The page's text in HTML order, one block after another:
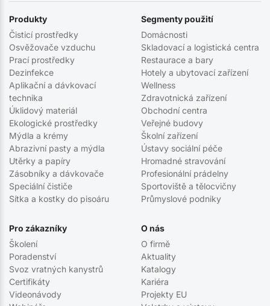
Produkty
Čisticí prostředky
Osvěžovače vzduchu
Prací prostředky
Dezinfekce
Aplikační a dávkovací
technika
Úklidový materiál
Ekologické prostředky
Mýdla a krémy
Abrazivní pasty a mýdla
Utěrky a papíry
Zásobníky a dávkovače
Speciální čističe
Sítka a kostky do pisoáru
Segmenty použití
Domácnosti
Skladovací a logistická centra
Restaurace a bary
Hotely a ubytovací zařízení
Wellness
Zdravotnická zařízení
Obchodní centra
Veřejné budovy
Školní zařízení
Ústavy sociální péče
Hromadné stravování
Profesionální prádelny
Sportoviště a tělocvičny
Průmyslové podniky
Pro zákazníky
Školení
Poradenství
Svoz vratných kanystrů
Certifikáty
Videonávody
O nás
O firmě
Aktuality
Katalogy
Kariéra
Projekty EU